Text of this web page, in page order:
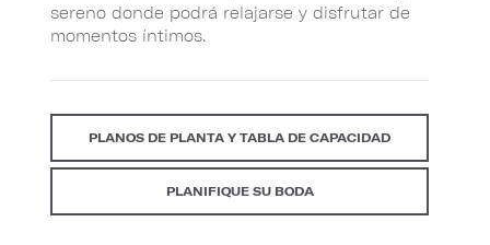
sereno donde podrá relajarse y disfrutar de
momentos íntimos.
PLANOS DE PLANTA Y TABLA DE CAPACIDAD
PLANIFIQUE SU BODA